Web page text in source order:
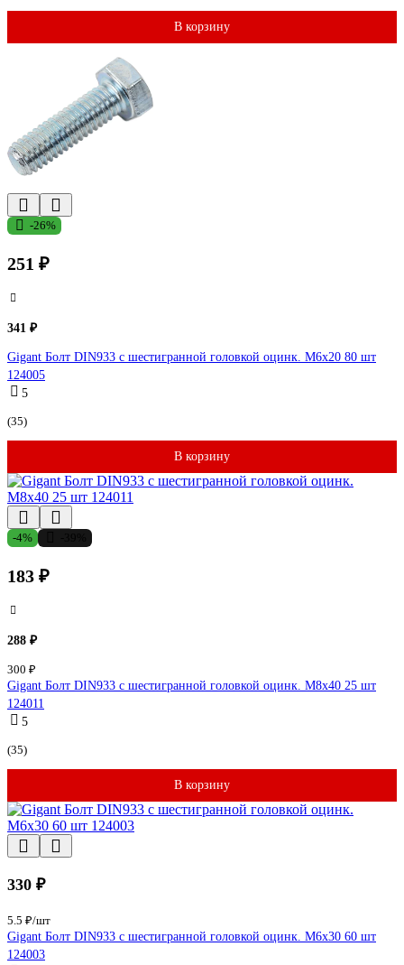
В корзину
-26%
251 ₽
341 ₽
Gigant Болт DIN933 с шестигранной головкой оцинк. М6x20 80 шт
124005
5
(35)
В корзину
-4%
183 ₽
288 ₽
300 ₽
Gigant Болт DIN933 с шестигранной головкой оцинк. М8x40 25 шт
124011
5
(35)
В корзину
330 ₽
5.5 ₽/шт
Gigant Болт DIN933 с шестигранной головкой оцинк. М6x30 60 шт
124003